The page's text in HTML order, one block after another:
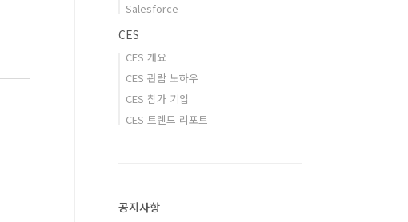
Salesforce
CES
CES 개요
CES 관람 노하우
CES 참가 기업
CES 트렌드 리포트
공지사항